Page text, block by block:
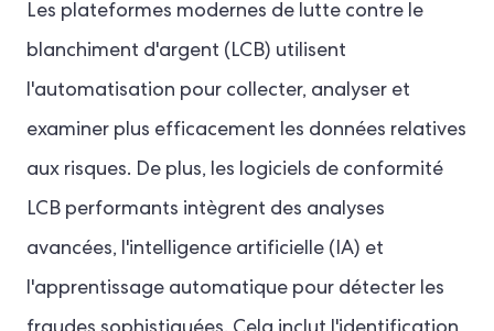
Les plateformes modernes de lutte contre le
blanchiment d'argent (LCB) utilisent
l'automatisation pour collecter, analyser et
examiner plus efficacement les données relatives
aux risques. De plus, les logiciels de conformité
LCB performants intègrent des analyses
avancées, l'intelligence artificielle (IA) et
l'apprentissage automatique pour détecter les